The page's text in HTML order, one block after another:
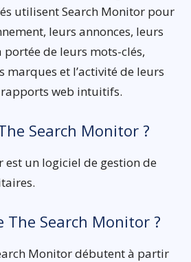
utilisent Search Monitor pour
leurs annonces, leurs
de leurs mots-clés,
marques et l’activité de leurs
web intuitifs.
Search Monitor ?
est un logiciel de gestion de
The Search Monitor ?
Monitor débutent à partir